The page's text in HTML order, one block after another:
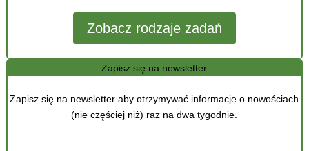
Zobacz rodzaje zadań
Zapisz się na newsletter
Zapisz się na newsletter aby otrzymywać informacje o nowościach
(nie częściej niż) raz na dwa tygodnie.